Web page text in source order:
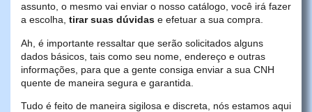
assunto, o mesmo vai enviar o nosso catálogo, você irá fazer
a escolha, tirar suas dúvidas e efetuar a sua compra.
Ah, é importante ressaltar que serão solicitados alguns
dados básicos, tais como seu nome, endereço e outras
informações, para que a gente consiga enviar a sua CNH
quente de maneira segura e garantida.
Tudo é feito de maneira sigilosa e discreta, nós estamos aqui